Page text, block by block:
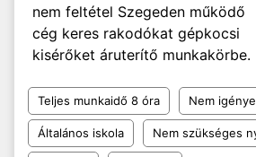
nem feltétel Szegeden működő
cég keres rakodókat gépkocsi
kisérőket áruterítő munkakörbe.
Teljes munkaidő 8 óra Nem
Általános iskola Nem szükséges